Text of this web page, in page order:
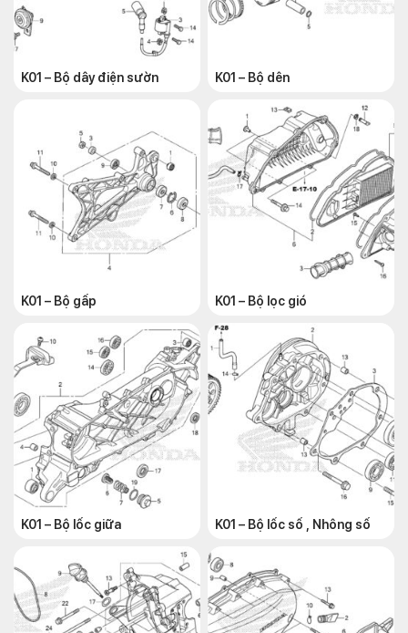
K01 – Bộ dây điện sườn K01 – Bộ dên
K01 – Bộ gấp K01 – Bộ lọc gió
K01 – Bộ lốc giữa K01 – Bộ lốc số , Nhông số